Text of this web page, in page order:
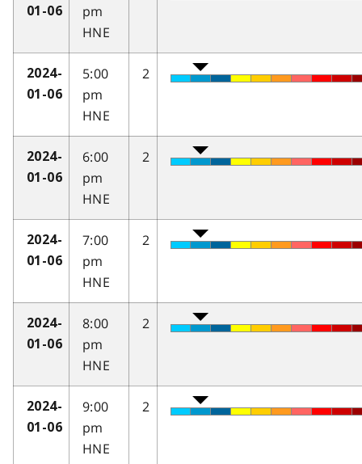
01-06
pm
HNE
2024-
01-06
5:00
pm
HNE
2
2024-
01-06
6:00
pm
HNE
2
2024-
01-06
7:00
pm
HNE
2
2024-
01-06
8:00
pm
HNE
2
2024-
01-06
9:00
pm
HNE
2